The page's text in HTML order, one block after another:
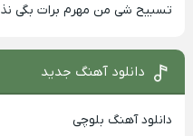
تسبیح شی من مهرم برات بگی
دانلود آهنگ جدید
دانلود آهنگ بلوچی